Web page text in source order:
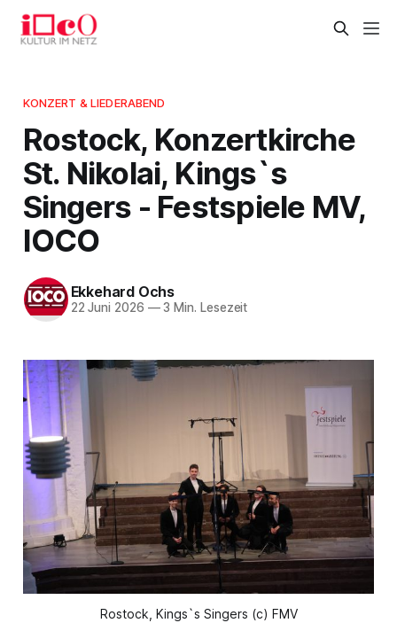
KONZERT & LIEDERABEND
Rostock, Konzertkirche
St. Nikolai, Kings`s
Singers - Festspiele MV,
IOCO
Ekkehard Ochs
22 Juni 2026 —3 Min. Lesezeit
Rostock, Kings`s Singers (c) FMV